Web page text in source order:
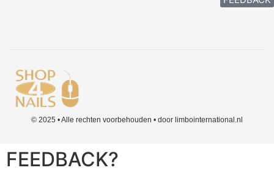
© 2025 • Alle rechten voorbehouden • door limbointernational.nl
FEEDBACK?